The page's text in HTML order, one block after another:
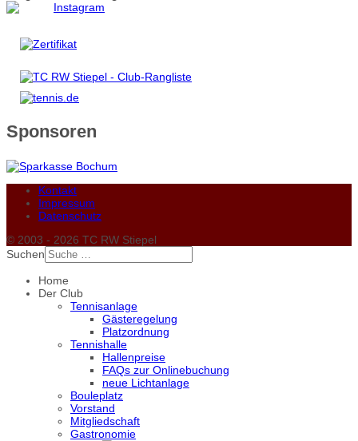
Sponsoren
Kontakt
Impressum
Datenschutz
© 2003 - 2026 TC RW Stiepel
Suchen
Home
Der Club
Tennisanlage
Gästeregelung
Platzordnung
Tennishalle
Hallenpreise
FAQs zur Onlinebuchung
neue Lichtanlage
Bouleplatz
Vorstand
Mitgliedschaft
Gastronomie